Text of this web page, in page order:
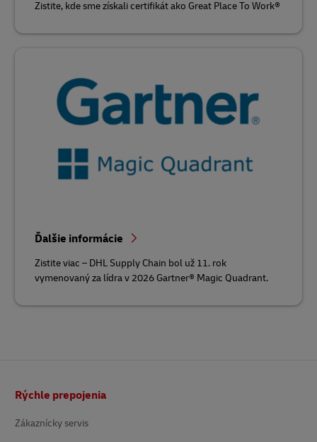
Zistite, kde sme získali certifikát ako Great Place To Work®
Ďalšie informácie
Zistite viac – DHL Supply Chain bol už 11. rok
vymenovaný za lídra v 2026 Gartner® Magic Quadrant.
Rýchle prepojenia
Zákaznícky servis